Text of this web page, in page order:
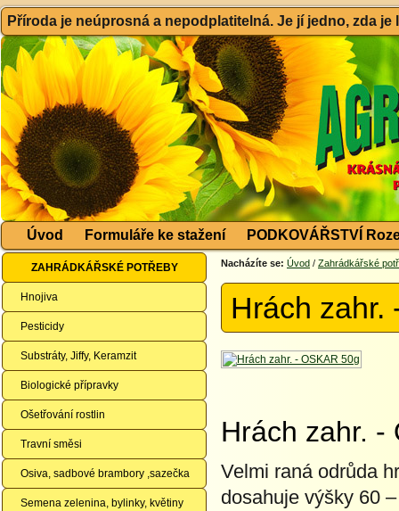
Příroda je neúprosná a nepodplatitelná. Je jí jedno, zda
Úvod Formuláře ke stažení PODKOVÁŘSTVÍ
ZAHRÁDKÁŘSKÉ POTŘEBY
Hnojiva
Pesticidy
Substráty, Jiffy, Keramzit
Biologické přípravky
Ošetřování rostlin
Travní směsi
Osiva, sadbové brambory ,sazečka
Semena zelenina, bylinky, květiny
Nacházíte se: Úvod / Zahrádkářské
Hrách zahr.
Hrách zahr. -
Velmi raná odrůda
dosahuje výšky 60